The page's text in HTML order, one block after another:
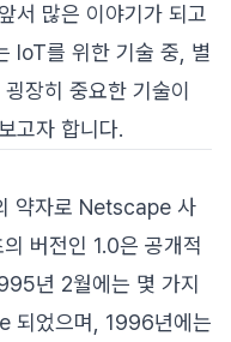
서 많은 이야기가 되고
IoT를 위한 기술 중, 별
장히 중요한 기술이
고자 합니다.
약자로 Netscape 사
버전인 1.0은 공개적
년 2월에는 몇 가지
되었으며, 1996년에는